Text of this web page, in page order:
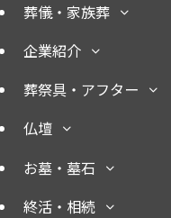
葬儀・家族葬
企業紹介
葬祭具・アフター
仏壇
お墓・墓石
終活・相続